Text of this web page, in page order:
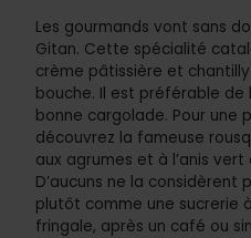
Les gourmands vont sans
Gitan. Cette spécialité
crème pâtissière et
bouche. Il est préférable de
bonne cargolade. Pour une
découvrez la fameuse
aux agrumes et à l’anis
D’aucuns ne la considèrent
plutôt comme une sucrerie
fringale, après un café ou